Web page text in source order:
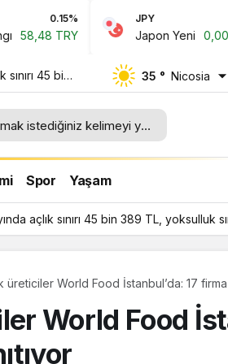
JPY
Japon Yeni 0,00 TRY
sınırı 45 bin
244 bin
35 ° Nicosia
Spor Yaşam
açlık sınırı 45 bin 389 TL, yoksulluk
üreticiler World Food İstanbul’da: 17
World Food